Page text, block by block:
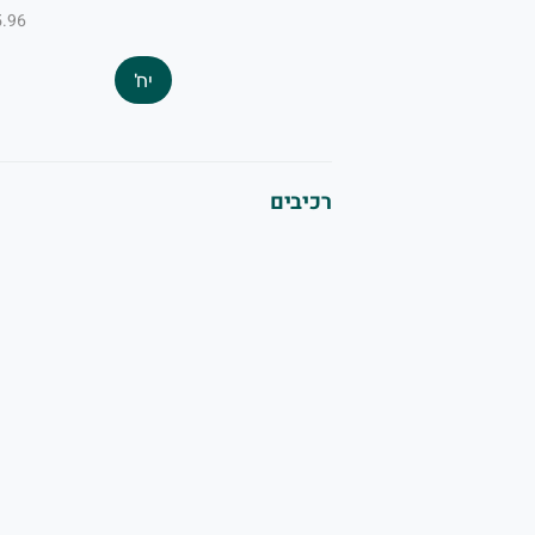
₪5.96
יח'
רכיבים